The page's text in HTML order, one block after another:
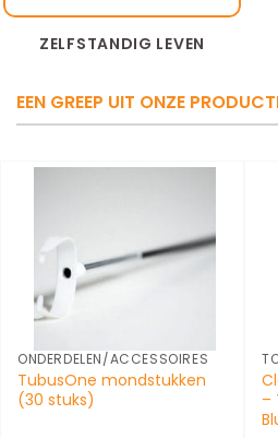
ZELFSTANDIG LEVEN
EEN GREEP UIT ONZE
ONDERDELEN/ACCESSOIRES
TubusOne mondstukken
(30 stuks)
–